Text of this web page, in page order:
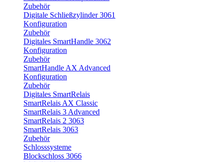
Zubehör
Digitale Schließzylinder 3061
Konfiguration
Zubehör
Digitales SmartHandle 3062
Konfiguration
Zubehör
SmartHandle AX Advanced
Konfiguration
Zubehör
Digitales SmartRelais
SmartRelais AX Classic
SmartRelais 3 Advanced
SmartRelais 2 3063
SmartRelais 3063
Zubehör
Schlosssysteme
Blockschloss 3066